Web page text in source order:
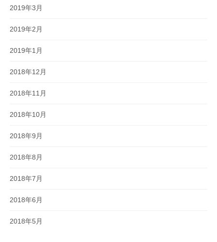
2019年3月
2019年2月
2019年1月
2018年12月
2018年11月
2018年10月
2018年9月
2018年8月
2018年7月
2018年6月
2018年5月